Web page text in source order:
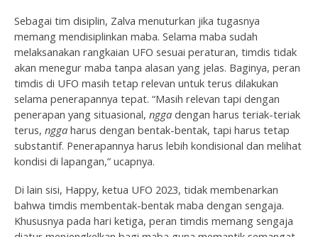
Sebagai tim disiplin, Zalva menuturkan jika tugasnya
memang mendisiplinkan maba. Selama maba sudah
melaksanakan rangkaian UFO sesuai peraturan, timdis tidak
akan menegur maba tanpa alasan yang jelas. Baginya, peran
timdis di UFO masih tetap relevan untuk terus dilakukan
selama penerapannya tepat. “Masih relevan tapi dengan
penerapan yang situasional, ngga dengan harus teriak-teriak
terus, ngga harus dengan bentak-bentak, tapi harus tetap
substantif. Penerapannya harus lebih kondisional dan melihat
kondisi di lapangan,” ucapnya.
Di lain sisi, Happy, ketua UFO 2023, tidak membenarkan
bahwa timdis membentak-bentak maba dengan sengaja.
Khususnya pada hari ketiga, peran timdis memang sengaja